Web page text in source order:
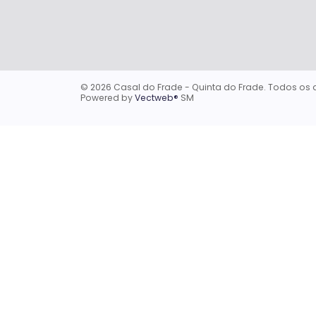
© 2026 Casal do Frade - Quinta do Frade. Todos os
Powered byVectweb® SM